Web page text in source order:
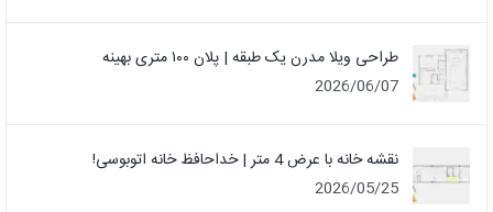
طراحی ویلا مدرن یک‌ طبقه | پلان ۱۰۰ متری بهینه
2026/06/07
نقشه خانه با عرض 4 متر | خداحافظ خانه‌ اتوبوسی!
2026/05/25